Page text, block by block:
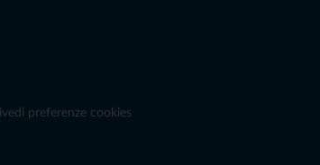
preferenze cookies